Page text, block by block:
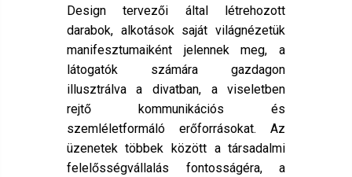
Design tervezői által létrehozott
darabok, alkotások saját világnézetük
manifesztumaiként jelennek meg, a
látogatók számára gazdagon
illusztrálva a divatban, a viseletben
rejtő kommunikációs és
szemléletformáló erőforrásokat. Az
üzenetek többek között a társadalmi
felelősségvállalás fontosságéra, a